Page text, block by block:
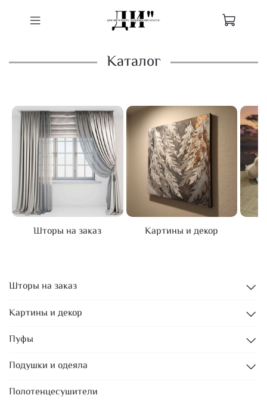
Каталог
Шторы на заказ Картины и декор
Шторы на заказ
Картины и декор
Пуфы
Подушки и одеяла
Полотенцесушители